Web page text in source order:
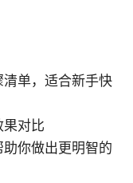
单，适合新手快
对比
你做出更明智的